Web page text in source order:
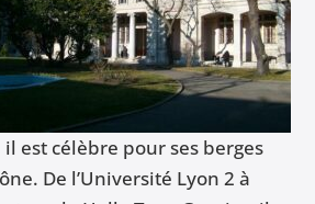
il est célèbre pour ses berges
De l’Université Lyon 2 à